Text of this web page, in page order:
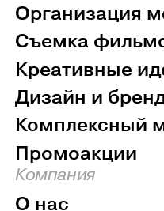
Организация
Съемка
Креативные
Дизайн и
Комплексный
Промоакции
Компания
О нас